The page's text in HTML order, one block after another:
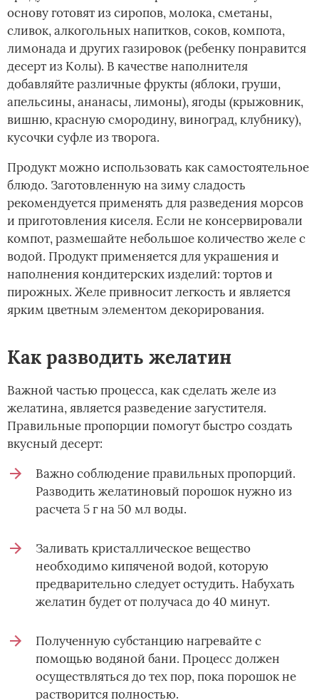
основу готовят из сиропов, молока, сметаны,
сливок, алкогольных напитков, соков, компота,
лимонада и других газировок (ребенку понравится
десерт из Колы). В качестве наполнителя
добавляйте различные фрукты (яблоки, груши,
апельсины, ананасы, лимоны), ягоды (крыжовник,
вишню, красную смородину, виноград, клубнику),
кусочки суфле из творога.
Продукт можно использовать как самостоятельное
блюдо. Заготовленную на зиму сладость
рекомендуется применять для разведения морсов
и приготовления киселя. Если не консервировали
компот, размешайте небольшое количество желе с
водой. Продукт применяется для украшения и
наполнения кондитерских изделий: тортов и
пирожных. Желе привносит легкость и является
ярким цветным элементом декорирования.
Как разводить желатин
Важной частью процесса, как сделать желе из
желатина, является разведение загустителя.
Правильные пропорции помогут быстро создать
вкусный десерт:
Важно соблюдение правильных пропорций.
Разводить желатиновый порошок нужно из
расчета 5 г на 50 мл воды.
Заливать кристаллическое вещество
необходимо кипяченой водой, которую
предварительно следует остудить. Набухать
желатин будет от получаса до 40 минут.
Полученную субстанцию нагревайте с
помощью водяной бани. Процесс должен
осуществляться до тех пор, пока порошок не
растворится полностью.